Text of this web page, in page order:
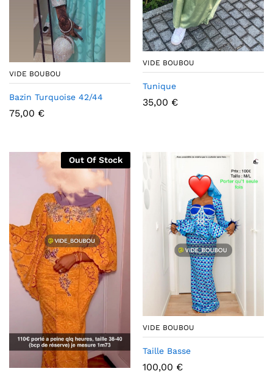
VIDE BOUBOU
Bazin Turquoise 42/44
75,00 €
VIDE BOUBOU
Tunique
35,00 €
Out Of Stock
VIDE BOUBOU
Taille Basse
100,00 €